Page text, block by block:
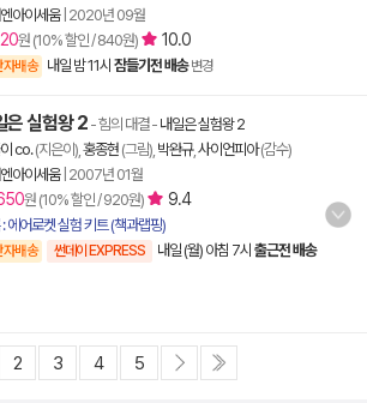
아이세움| 2020년 09월
원 (10% 할인 / 840원) 10.0
자배송 내일 밤 11시 잠들기전 배송 변경
은 실험왕 2 - 힘의 대결- 내일은 실험왕 2
co.(지은이), 홍종현 (그림), 박완규, 사이언피아(감수)
아이세움| 2007년 01월
원 (10% 할인 / 920원) 9.4
에어로켓 실험 키트 (책과랩핑)
자배송 썬데이 EXPRESS 내일 (월) 아침 7시 출근전 배송
2 3 4 5